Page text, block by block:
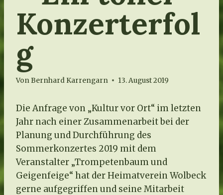
Konzerterfol
g
Von Bernhard Karrengarn 13. August 2019
Die Anfrage von „Kultur vor Ort“ im letzten
Jahr nach einer Zusammenarbeit bei der
Planung und Durchführung des
Sommerkonzertes 2019 mit dem
Veranstalter „Trompetenbaum und
Geigenfeige“ hat der Heimatverein Wolbeck
gerne aufgegriffen und seine Mitarbeit